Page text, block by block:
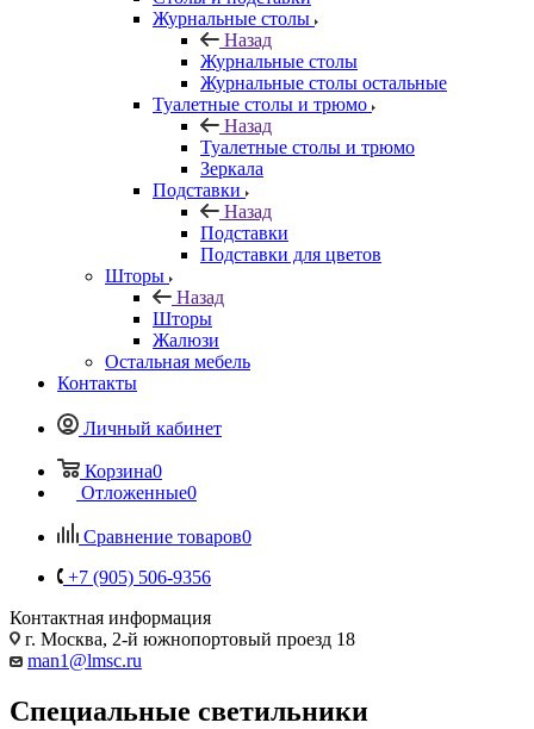
Журнальные столы
Назад
Журнальные столы
Журнальные столы остальные
Туалетные столы и трюмо
Назад
Туалетные столы и трюмо
Зеркала
Подставки
Назад
Подставки
Подставки для цветов
Шторы
Назад
Шторы
Жалюзи
Остальная мебель
Контакты
Личный кабинет
Корзина0
Отложенные0
Сравнение товаров0
+7 (905) 506-9356
Контактная информация
г. Москва, 2-й южнопортовый проезд 18
man1@lmsc.ru
Специальные светильники